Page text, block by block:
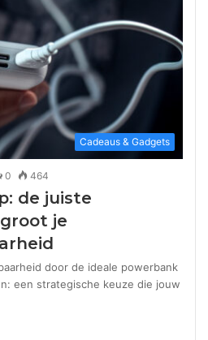
Cadeaus & Gadgets
0 464
de juiste
je
door de ideale powerbank
een strategische keuze die jouw